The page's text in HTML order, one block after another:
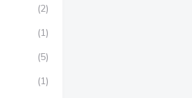
(2)
(1)
(5)
(1)